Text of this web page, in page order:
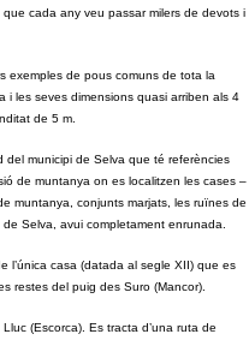
cada any veu passar milers de devots i
exemples de pous comuns de tota la
i les seves dimensions quasi arriben als 4
de 5 m.
del municipi de Selva que té referències
de muntanya on es localitzen les cases –
muntanya, conjunts marjats, les ruïnes de
Selva, avui completament enrunada.
l’única casa (datada al segle XII) que es
restes del puig des Suro (Mancor).
(Escorca). Es tracta d’una ruta de